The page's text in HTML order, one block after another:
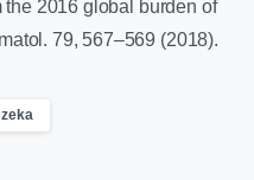
the 2016 global burden of
79, 567–569 (2018).
zeka